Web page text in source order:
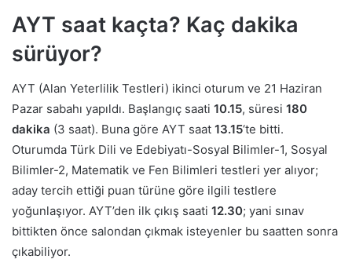
AYT saat kaçta? Kaç dakika
sürüyor?
AYT (Alan Yeterlilik Testleri) ikinci oturum ve 21 Haziran
Pazar sabahı yapıldı. Başlangıç saati 10.15, süresi 180
dakika (3 saat). Buna göre AYT saat 13.15‘te bitti.
Oturumda Türk Dili ve Edebiyatı-Sosyal Bilimler-1, Sosyal
Bilimler-2, Matematik ve Fen Bilimleri testleri yer alıyor;
aday tercih ettiği puan türüne göre ilgili testlere
yoğunlaşıyor. AYT’den ilk çıkış saati 12.30; yani sınav
bittikten önce salondan çıkmak isteyenler bu saatten sonra
çıkabiliyor.